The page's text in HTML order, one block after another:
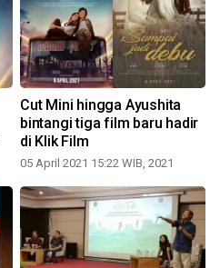
Cut Mini hingga Ayushita
bintangi tiga film baru hadir
di Klik Film
05 April 2021 15:22 WIB, 2021